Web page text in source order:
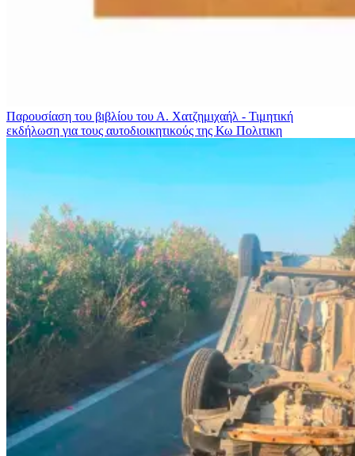
Παρουσίαση του βιβλίου του Α. Χατζημιχαήλ - Τιμητική
εκδήλωση για τους αυτοδιοικητικούς της Κω Πολιτικη